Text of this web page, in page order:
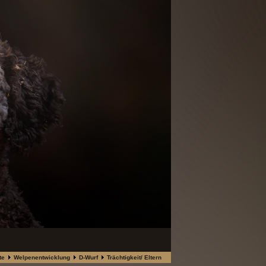
Welpenentwicklung D-Wurf Trächtigkeit/ Eltern